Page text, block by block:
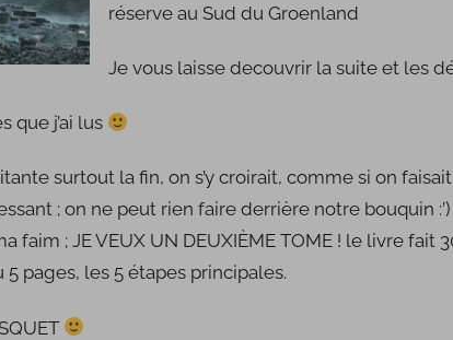
réserve au Sud du Groenland
Je vous laisse decouvrir la suite et les
que j’ai lus
surtout la fin, on s’y croirait, comme si on
; on ne peut rien faire derrière notre bouquin
faim ; JE VEUX UN DEUXIÈME TOME ! le livre fait
5 pages, les 5 étapes principales.